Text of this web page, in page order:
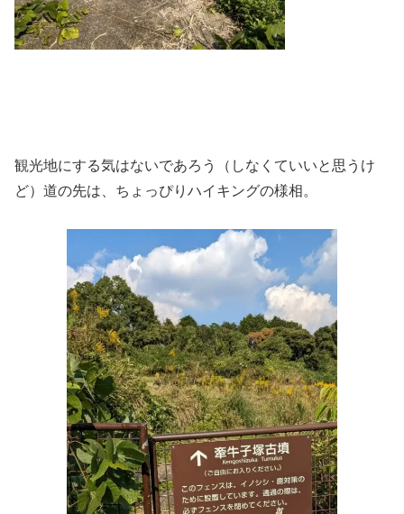
観光地にする気はないであろう（しなくていいと思うけ
ど）道の先は、ちょっぴりハイキングの様相。